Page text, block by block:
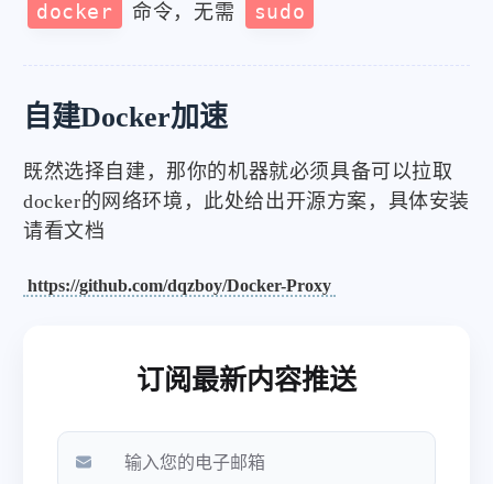
docker
命令，无需 sudo
自建Docker加速
既然选择自建，那你的机器就必须具备可以拉取
docker的网络环境，此处给出开源方案，具体安装
请看文档
https://github.com/dqzboy/Docker-Proxy